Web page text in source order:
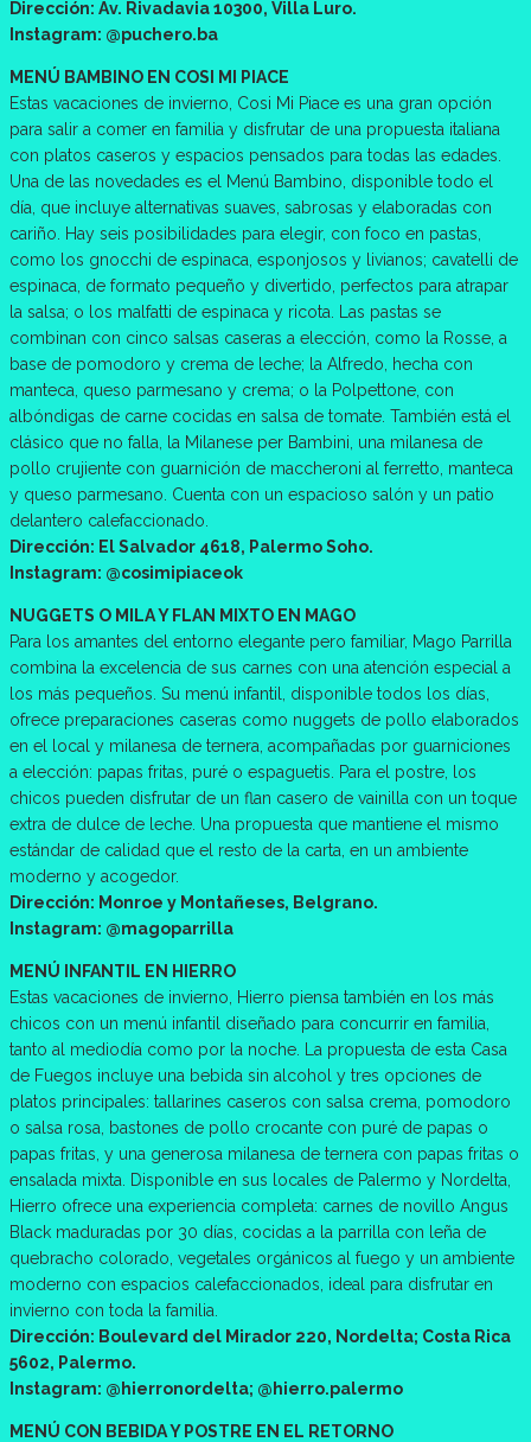
Dirección: Av. Rivadavia 10300, Villa Luro.
Instagram: @puchero.ba
MENÚ BAMBINO EN COSI MI PIACE
Estas vacaciones de invierno, Cosi Mi Piace es una gran opción
para salir a comer en familia y disfrutar de una propuesta italiana
con platos caseros y espacios pensados para todas las edades.
Una de las novedades es el Menú Bambino, disponible todo el
día, que incluye alternativas suaves, sabrosas y elaboradas con
cariño. Hay seis posibilidades para elegir, con foco en pastas,
como los gnocchi de espinaca, esponjosos y livianos; cavatelli de
espinaca, de formato pequeño y divertido, perfectos para atrapar
la salsa; o los malfatti de espinaca y ricota. Las pastas se
combinan con cinco salsas caseras a elección, como la Rosse, a
base de pomodoro y crema de leche; la Alfredo, hecha con
manteca, queso parmesano y crema; o la Polpettone, con
albóndigas de carne cocidas en salsa de tomate. También está el
clásico que no falla, la Milanese per Bambini, una milanesa de
pollo crujiente con guarnición de maccheroni al ferretto, manteca
y queso parmesano. Cuenta con un espacioso salón y un patio
delantero calefaccionado.
Dirección: El Salvador 4618, Palermo Soho.
Instagram: @cosimipiaceok
NUGGETS O MILA Y FLAN MIXTO EN MAGO
Para los amantes del entorno elegante pero familiar, Mago Parrilla
combina la excelencia de sus carnes con una atención especial a
los más pequeños. Su menú infantil, disponible todos los días,
ofrece preparaciones caseras como nuggets de pollo elaborados
en el local y milanesa de ternera, acompañadas por guarniciones
a elección: papas fritas, puré o espaguetis. Para el postre, los
chicos pueden disfrutar de un flan casero de vainilla con un toque
extra de dulce de leche. Una propuesta que mantiene el mismo
estándar de calidad que el resto de la carta, en un ambiente
moderno y acogedor.
Dirección: Monroe y Montañeses, Belgrano.
Instagram: @magoparrilla
MENÚ INFANTIL EN HIERRO
Estas vacaciones de invierno, Hierro piensa también en los más
chicos con un menú infantil diseñado para concurrir en familia,
tanto al mediodía como por la noche. La propuesta de esta Casa
de Fuegos incluye una bebida sin alcohol y tres opciones de
platos principales: tallarines caseros con salsa crema, pomodoro
o salsa rosa, bastones de pollo crocante con puré de papas o
papas fritas, y una generosa milanesa de ternera con papas fritas o
ensalada mixta. Disponible en sus locales de Palermo y Nordelta,
Hierro ofrece una experiencia completa: carnes de novillo Angus
Black maduradas por 30 días, cocidas a la parrilla con leña de
quebracho colorado, vegetales orgánicos al fuego y un ambiente
moderno con espacios calefaccionados, ideal para disfrutar en
invierno con toda la familia.
Dirección: Boulevard del Mirador 220, Nordelta; Costa Rica
5602, Palermo.
Instagram: @hierronordelta; @hierro.palermo
MENÚ CON BEBIDA Y POSTRE EN EL RETORNO